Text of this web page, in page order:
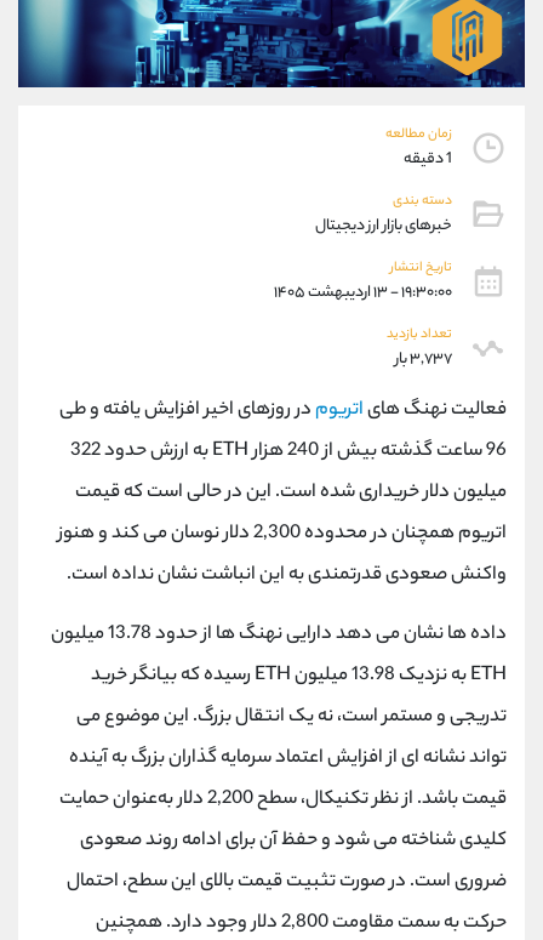
زمان مطالعه
1 دقیقه
دسته بندی
خبرهای بازار ارز دیجیتال
تاریخ انتشار
۱۹:۳۰:۰۰ - ۱۳ اردیبهشت ۱۴۰۵
تعداد بازدید
۳,۷۳۷ بار
فعالیت نهنگ هایاتریوم در روزهای اخیر افزایش یافته و طی
96 ساعت گذشته بیش از 240 هزار ETH به ارزش حدود 322
میلیون دلار خریداری شده است. این در حالی است که قیمت
اتریوم همچنان در محدوده 2,300 دلار نوسان می کند و هنوز
واکنش صعودی قدرتمندی به این انباشت نشان نداده است.
داده ها نشان می دهد دارایی نهنگ ها از حدود 13.78 میلیون
ETH به نزدیک 13.98 میلیون ETH رسیده که بیانگر خرید
تدریجی و مستمر است، نه یک انتقال بزرگ. این موضوع می
تواند نشانه ای از افزایش اعتماد سرمایه گذاران بزرگ به آینده
قیمت باشد. از نظر تکنیکال، سطح 2,200 دلار به‌عنوان حمایت
کلیدی شناخته می شود و حفظ آن برای ادامه روند صعودی
ضروری است. در صورت تثبیت قیمت بالای این سطح، احتمال
حرکت به سمت مقاومت 2,800 دلار وجود دارد. همچنین
09927779040
واتساپ شروع گفتگو
تلگرام @Armteam_admin_por
پشتیبان فروش
موبایل
واتساپ
تلگرام
داخلی
اطلاعات تماس (دفتر فروش)
تلفن 021-22021030
بدون پیش شماره 90001030
اینستاگرام @alireza.mehrabii
@alirezamehrabi_com